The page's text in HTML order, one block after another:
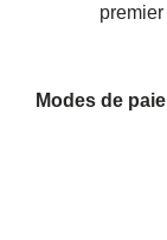
Modes de